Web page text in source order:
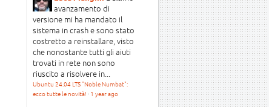
avanzamento di
versione mi ha mandato il
sistema in crash e sono stato
costretto a reinstallare, visto
che nonostante tutti gli aiuti
trovati in rete non sono
riuscito a risolvere in...
Ubuntu 24.04 LTS "Noble Numbat":
ecco tutte le novità! · 1 year ago